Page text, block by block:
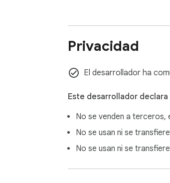
Privacidad
El desarrollador ha
Este desarrollador
No se venden a terceros,
No se usan ni se
No se usan ni se